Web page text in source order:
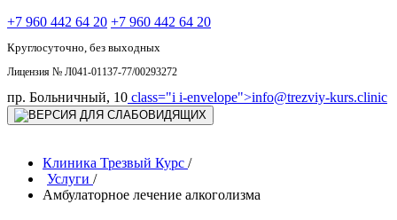
+7 960 442 64 20 +7 960 442 64 20
Круглосуточно, без выходных
Лицензия № Л041-01137-77/00293272
пр. Больничный, 10 class="i i-envelope">info@trezviy-kurs.clinic
Клиника Трезвый Курс /
Услуги /
Амбулаторное лечение алкоголизма